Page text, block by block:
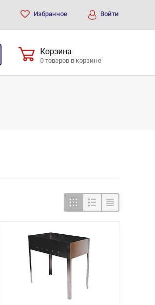
Избранное Войти
Корзина
0 товаров в корзине